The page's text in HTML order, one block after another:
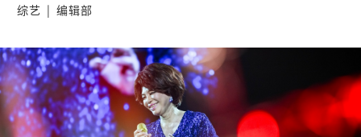
综艺 | 编辑部